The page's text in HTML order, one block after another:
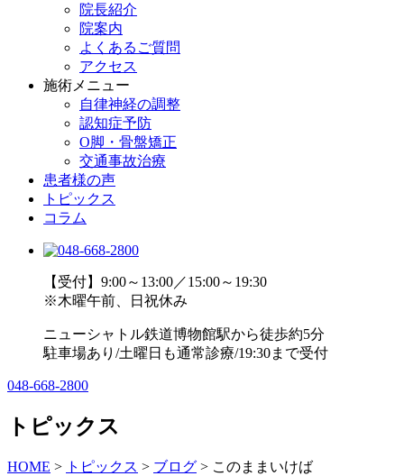
院長紹介
院案内
よくあるご質問
アクセス
施術メニュー
自律神経の調整
認知症予防
O脚・骨盤矯正
交通事故治療
患者様の声
トピックス
コラム
【受付】9:00～13:00／15:00～19:30
※木曜午前、日祝休み
ニューシャトル鉄道博物館駅から徒歩約5分
駐車場あり/土曜日も通常診療/19:30まで受付
048-668-2800
トピックス
HOME > トピックス > ブログ > このままいけば